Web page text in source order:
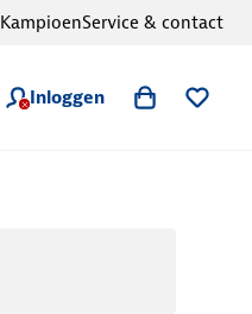
Inloggen
KampioenService & contact